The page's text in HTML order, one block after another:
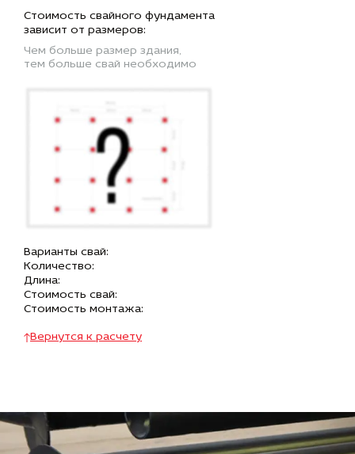
Стоимость свайного фундамента
зависит от размеров:
Чем больше размер здания,
тем больше свай необходимо
Варианты свай:
Количество:
Длина:
Стоимость свай:
Стоимость монтажа:
Вернутся к расчету